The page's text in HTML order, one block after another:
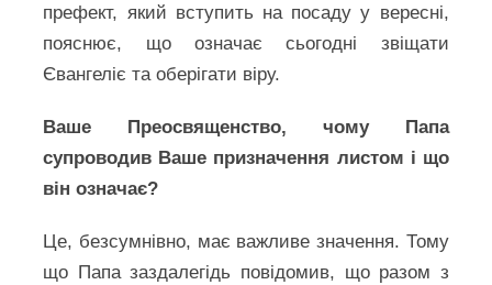
префект, який вступить на посаду у вересні,
пояснює, що означає сьогодні звіщати
Євангеліє та оберігати віру.
Ваше Преосвященство, чому Папа
супроводив Ваше призначення листом і що
він означає?
Це, безсумнівно, має важливе значення. Тому
що Папа заздалегідь повідомив, що разом з